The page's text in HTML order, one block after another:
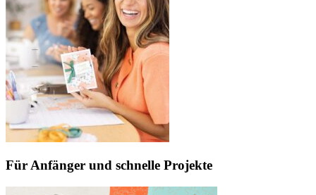
Für Anfänger und schnelle Projekte